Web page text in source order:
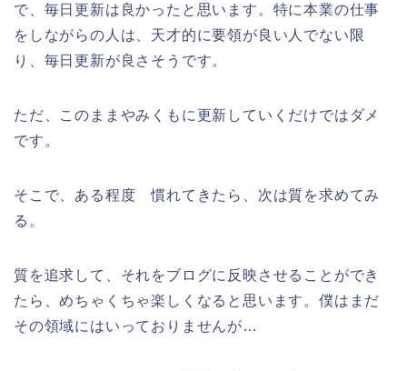
で、毎日更新は良かったと思います。 特に本業の仕事
をしながらの人は、天才的に要領が良い人でない限
り、毎日更新が良さそうです。
ただ、このままやみくもに更新していくだけではダメ
です。
そこで、ある程度 慣れてきたら、次は質を求めてみ
る。
質を追求して、それをブログに反映させることができ
たら、めちゃくちゃ楽しくなると思います。僕はまだ
その領域にはいっておりませんが…